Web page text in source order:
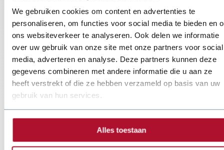
We gebruiken cookies om content en advertenties te
personaliseren, om functies voor social media te bieden en
ons websiteverkeer te analyseren. Ook delen we informatie
over uw gebruik van onze site met onze partners voor social
media, adverteren en analyse. Deze partners kunnen deze
gegevens combineren met andere informatie die u aan ze
heeft verstrekt of die ze hebben verzameld op basis van uw
gebruik van hun services.
Alles toestaan